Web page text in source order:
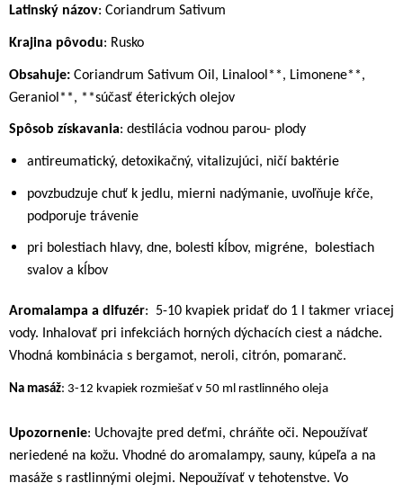
Latinský názov: Coriandrum Sativum
Krajina pôvodu: Rusko
Obsahuje: Coriandrum Sativum Oil, Linalool**, Limonene**,
Geraniol**, **súčasť éterických olejov
Spôsob získavania: destilácia vodnou parou- plody
antireumatický, detoxikačný, vitalizujúci, ničí baktérie
povzbudzuje chuť k jedlu, mierni nadýmanie, uvoľňuje kŕče,
podporuje trávenie
pri bolestiach hlavy, dne, bolesti kĺbov, migréne,
bolestiach
svalov a kĺbov
Aromalampa a difuzér:
5-10 kvapiek pridať do 1 l takmer vriacej
vody. Inhalovať pri infekciách horných dýchacích ciest a nádche.
Vhodná kombinácia s bergamot, neroli, citrón, pomaranč.
Na masáž: 3-12 kvapiek rozmiešať v 50 ml rastlinného oleja
Upozornenie: Uchovajte pred deťmi, chráňte oči. Nepoužívať
neriedené na kožu. Vhodné do aromalampy, sauny, kúpeľa a na
masáže s rastlinnými olejmi. Nepoužívať v tehotenstve. Vo